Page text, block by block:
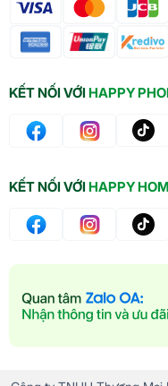
KẾT NỐI VỚIHAPPY
KẾT NỐI VỚIHAPPY